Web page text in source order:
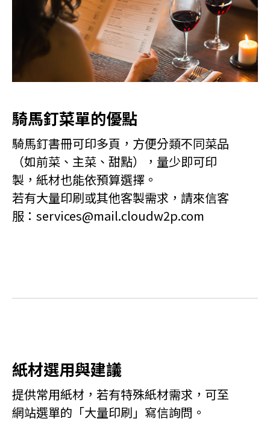
騎馬釘菜單的優點
騎馬釘書冊可印多頁，方便分類不同菜品
（如前菜、主菜、甜點），量少即可印
製，紙材也能依預算選擇。
若有大量印刷或其他客製需求，請來信客
服：services@mail.cloudw2p.com
紙材選用與建議
提供常用紙材，若有特殊紙材需求，可至
網站選單的「大量印刷」寫信詢問。